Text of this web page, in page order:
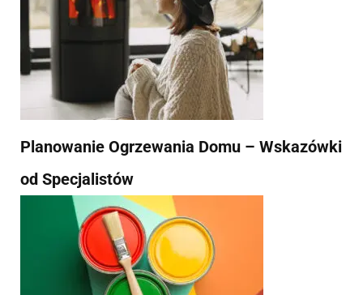
Planowanie Ogrzewania Domu – Wskazówki
od Specjalistów